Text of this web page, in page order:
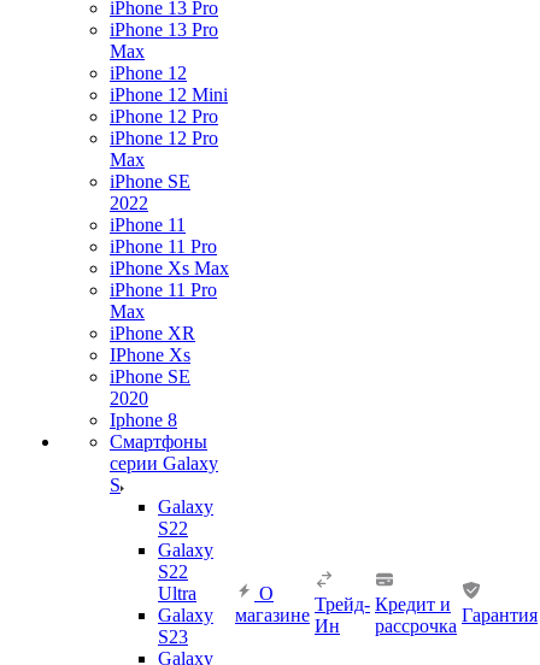
iPhone 13 Pro
iPhone 13 Pro
Max
iPhone 12
iPhone 12 Mini
iPhone 12 Pro
iPhone 12 Pro
Max
iPhone SE
2022
iPhone 11
iPhone 11 Pro
iPhone Xs Max
iPhone 11 Pro
Max
iPhone XR
IPhone Xs
iPhone SE
2020
Iphone 8
Смартфоны
серии Galaxy
S
Galaxy
S22
Galaxy
S22
Ultra
Galaxy
S23
Galaxy
О
магазине
Трейд-
Ин
Кредит и
рассрочка
Гарантия